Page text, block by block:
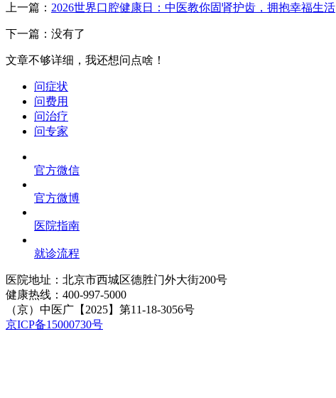
上一篇： 2026世界口腔健康日：中医教你固肾护齿，拥抱幸福生活
下一篇：没有了
文章不够详细，我还想问点啥！
问症状
问费用
问治疗
问专家
官方微信
官方微博
医院指南
就诊流程
医院地址：北京市西城区德胜门外大街200号
健康热线： 400-997-5000
（京）中医广【2025】第11-18-3056号
京ICP备15000730号